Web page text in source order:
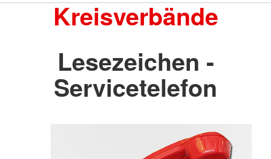
Kreisverbände
Lesezeichen -
Servicetelefon